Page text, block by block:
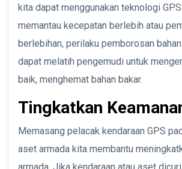
kita dapat menggunakan teknologi
memantau kecepatan berlebih atau
berlebihan, perilaku pemborosan
dapat melatih pengemudi untuk
baik, menghemat bahan bakar.
Tingkatkan
Memasang pelacak kendaraan GPS
aset armada kita membantu